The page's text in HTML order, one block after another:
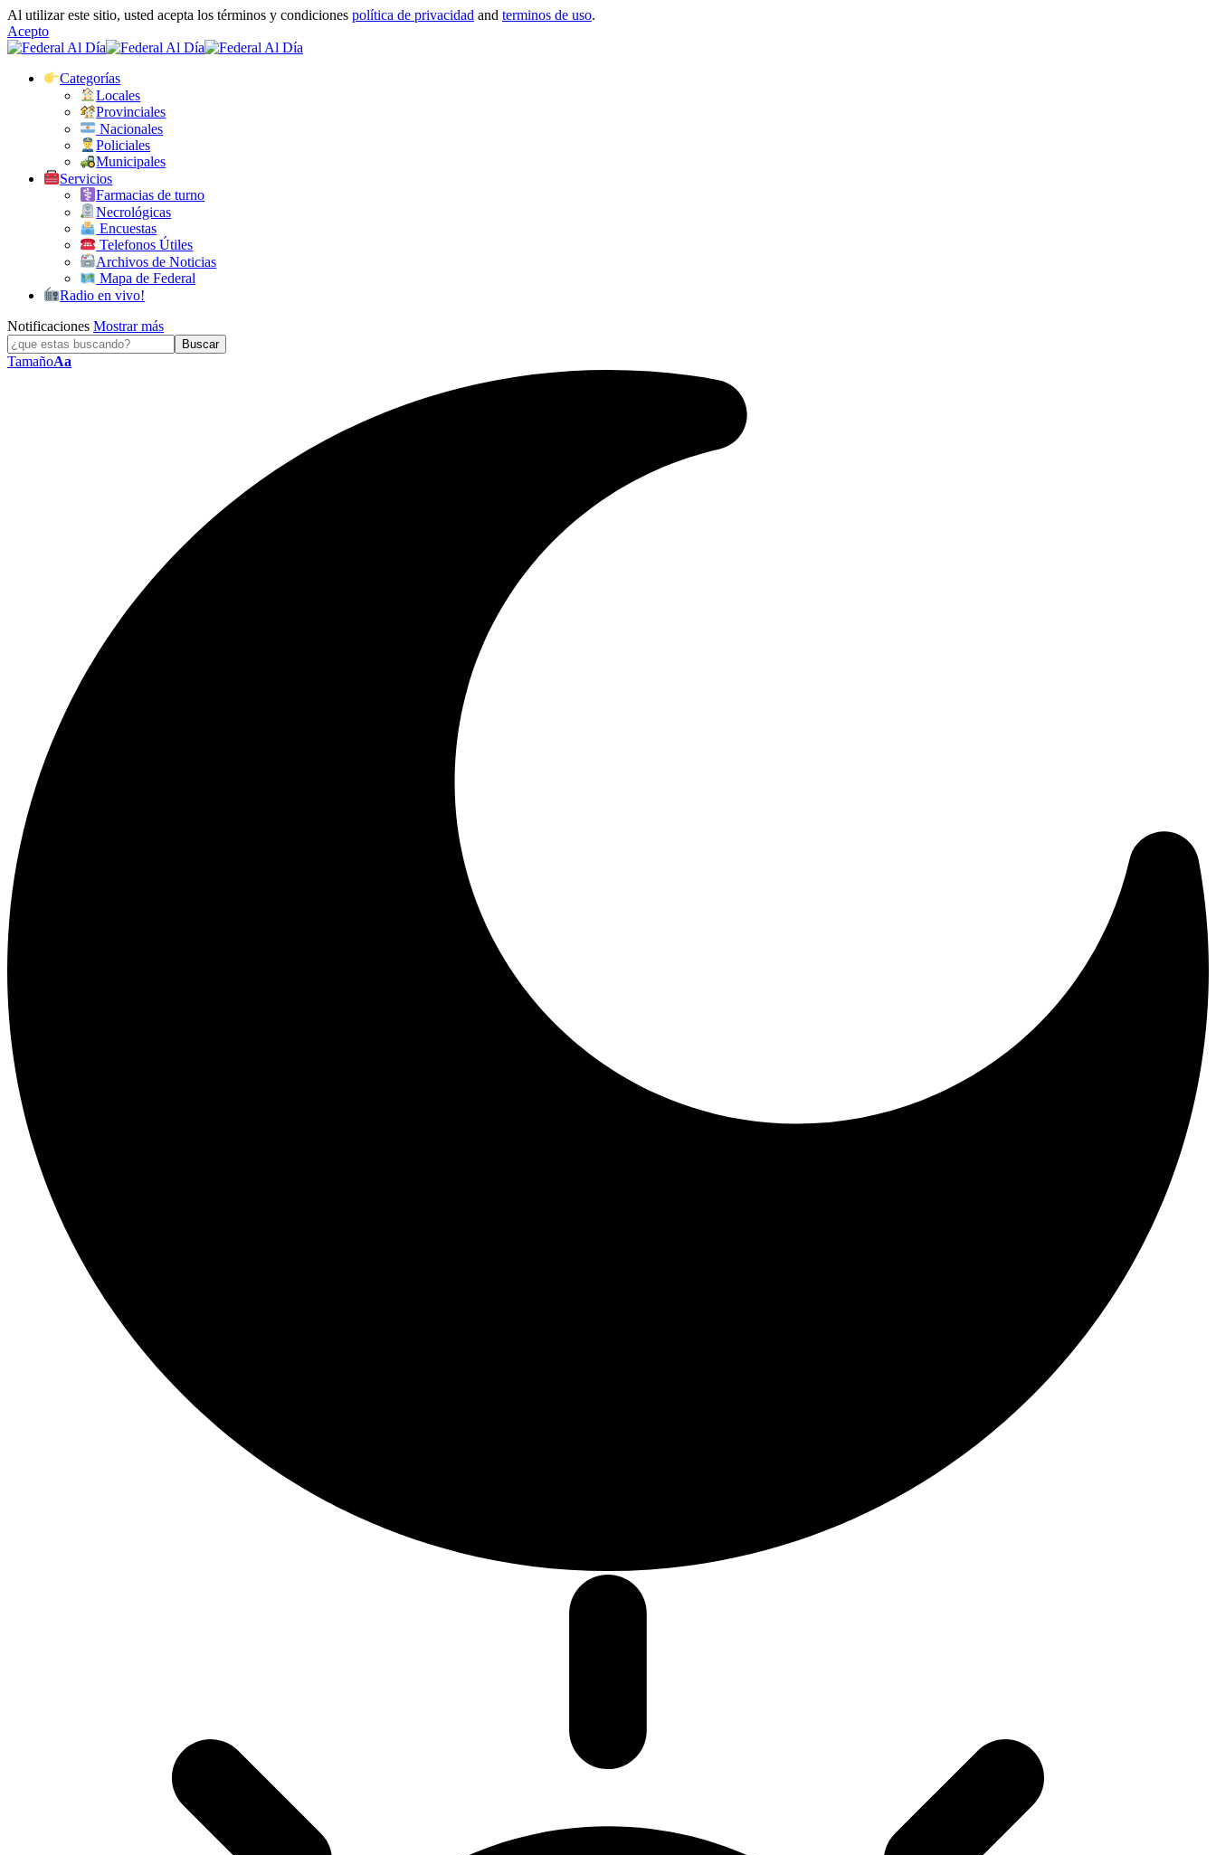
Al utilizar este sitio, usted acepta los términos y condiciones política de privacidad and terminos de uso.
Acepto
Categorías
Locales
Provinciales
Nacionales
Policiales
Municipales
Servicios
Farmacias de turno
Necrológicas
Encuestas
Telefonos Útiles
Archivos de Noticias
Mapa de Federal
Radio en vivo!
Notificaciones Mostrar más
TamañoAa